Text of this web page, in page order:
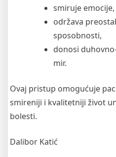
smiruje emocije,
održava
sposobnosti,
donosi
mir.
Ovaj pristup omogućuje
smireniji i kvalitetniji život
bolesti.
Dalibor Katić